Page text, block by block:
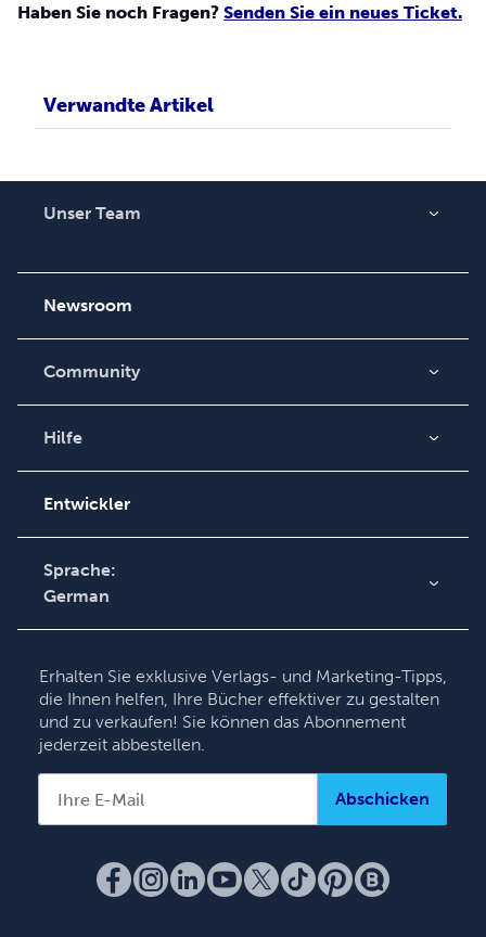
Haben Sie noch Fragen? Senden Sie ein neues Ticket.
Verwandte Artikel
Unser Team
Karriere
Newsroom
Community
Blogs
Videos
Podcast
Hilfe
Auftragssuche
Wissensbasis
Kontaktieren Sie unseren
Entwickler
Sprache:
German
English
Français
Italiano
Erhalten Sie exklusive Verlags- und Marketing-Tipps,
die Ihnen helfen, Ihre Bücher effektiver zu gestalten
und zu verkaufen! Sie können das Abonnement
jederzeit abbestellen.
Abschicken